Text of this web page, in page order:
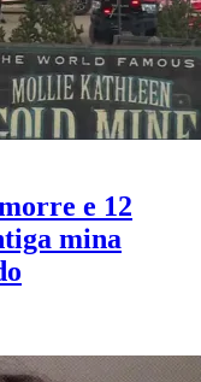
e 12
mina